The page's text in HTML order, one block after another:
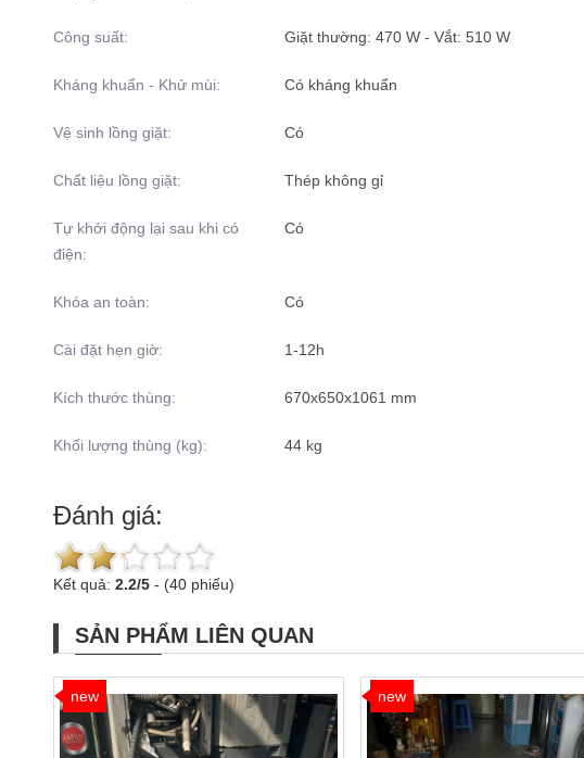
Công suất: Giặt thường: 470 W - Vắt: 510 W
Kháng khuẩn - Khử mùi: Có kháng khuẩn
Vệ sinh lồng giặt: Có
Chất liệu lồng giặt: Thép không gỉ
Tự khởi động lại sau khi có
điện:
Có
Khóa an toàn: Có
Cài đặt hẹn giờ: 1-12h
Kích thước thùng: 670x650x1061 mm
Khối lượng thùng (kg): 44 kg
Đánh giá:
Kết quả: 2.2/5 - (40 phiếu)
SẢN PHẨM LIÊN QUAN
new new